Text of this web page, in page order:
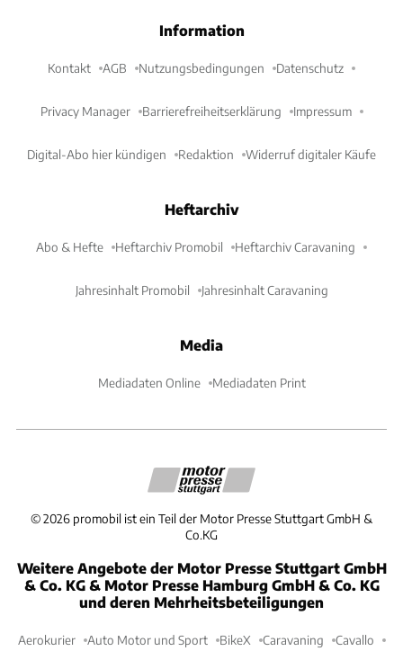
Information
Kontakt AGB Nutzungsbedingungen Datenschutz
Privacy Manager Barrierefreiheitserklärung Impressum
Digital-Abo hier kündigen Redaktion Widerruf digitaler Käufe
Heftarchiv
Abo & Hefte Heftarchiv Promobil Heftarchiv Caravaning
Jahresinhalt Promobil Jahresinhalt Caravaning
Media
Mediadaten Online Mediadaten Print
©2026 promobil ist ein Teil der Motor Presse Stuttgart GmbH &
Co.KG
Weitere Angebote der Motor Presse Stuttgart GmbH
& Co. KG & Motor Presse Hamburg GmbH & Co. KG
und deren Mehrheitsbeteiligungen
Aerokurier Auto Motor und Sport BikeX Caravaning Cavallo